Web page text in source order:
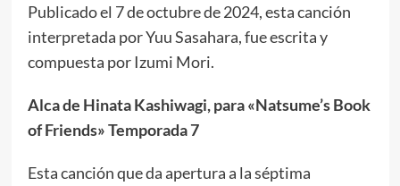
Publicado el 7 de octubre de 2024, esta canción
interpretada por Yuu Sasahara, fue escrita y
compuesta por Izumi Mori.
Alca de Hinata Kashiwagi, para «Natsume’s Book
of Friends» Temporada 7
Esta canción que da apertura a la séptima